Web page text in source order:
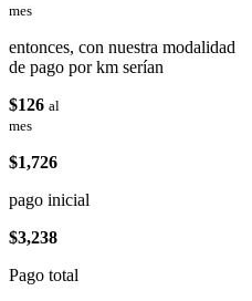
mes
entonces, con nuestra modalidad
de pago por km serían
$126 al
mes
$1,726
pago inicial
$3,238
Pago total